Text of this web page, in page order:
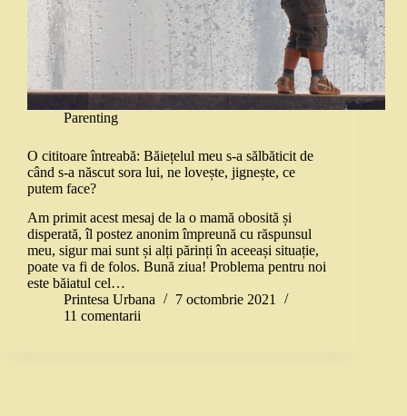
Parenting
O cititoare întreabă: Băiețelul meu s-a sălbăticit de
când s-a născut sora lui, ne lovește, jignește, ce
putem face?
Am primit acest mesaj de la o mamă obosită și
disperată, îl postez anonim împreună cu răspunsul
meu, sigur mai sunt și alți părinți în aceeași situație,
poate va fi de folos. Bună ziua! Problema pentru noi
este băiatul cel…
Printesa Urbana
7 octombrie 2021
11 comentarii